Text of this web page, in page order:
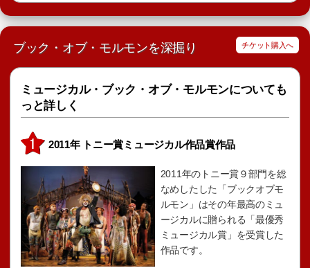
ブック・オブ・モルモンを深掘り チケット購入へ
ミュージカル・ブック・オブ・モルモンについても
っと詳しく
2011年 トニー賞ミュージカル作品賞作品
2011年のトニー賞９部門を総
なめしたした「ブックオブモ
ルモン」はその年最高のミュ
ージカルに贈られる「最優秀
ミュージカル賞」を受賞した
作品です。